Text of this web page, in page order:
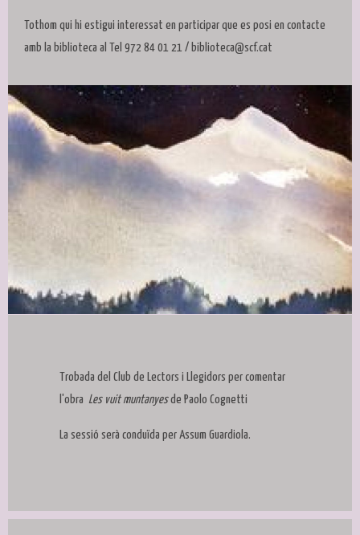
Tothom qui hi estigui interessat en participar que es posi en contacte
amb la biblioteca al Tel 972 84 01 21 / biblioteca@scf.cat
Trobada del Club de Lectors i Llegidors per comentar
l'obra Les vuit muntanyesde Paolo Cognetti
La sessió serà conduïda per Assum Guardiola.